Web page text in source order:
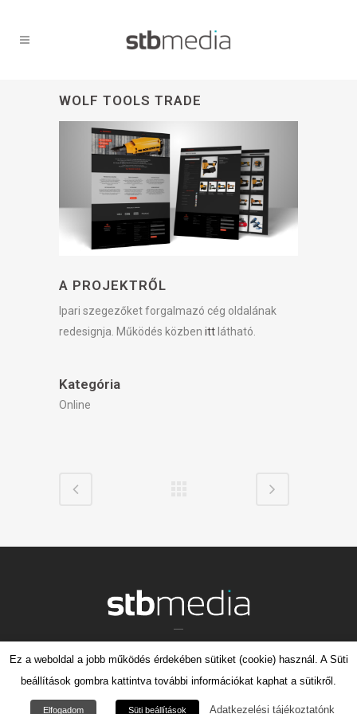
WOLF TOOLS TRADE
A PROJEKTRŐL
Ipari szegezőket forgalmazó cég oldalának
redesignja. Működés közben itt látható.
Kategória
Online
© 2014 S.T.B. Media Art Kft.
Impresszum Adatkezelési tájékoztatóNAIH-87557/2015
Ez a weboldal a jobb működés érdekében sütiket (cookie) használ. A Süti
beállítások gombra kattintva további információkat kaphat a sütikről.
Elfogadom Süti beállítások Adatkezelési tájékoztatónk